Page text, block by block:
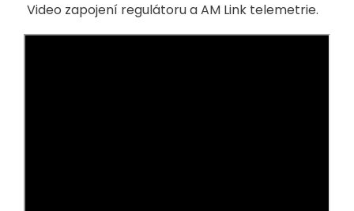
Video zapojení regulátoru a AM Link telemetrie.